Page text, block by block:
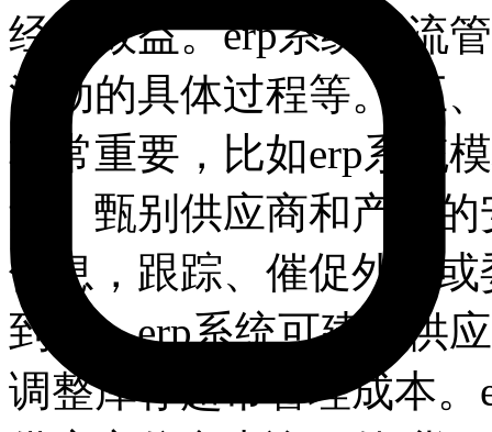
经济效益。erp系统物流
活动的具体过程等。 五
非常重要，比如erp系统
量、甄别供应商和产品
信息，跟踪、催促外购
到达。erp系统可建立供
调整库存超市管理成本